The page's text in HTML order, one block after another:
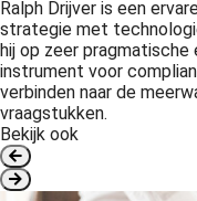
Ralph Drijver is een
strategie met
hij op zeer pragmatische
instrument voor
verbinden naar de
vraagstukken.
Bekijk ook